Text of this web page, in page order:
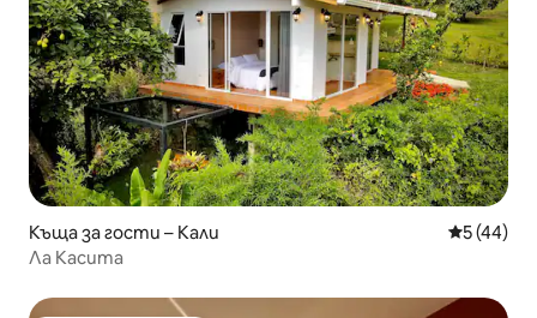
Къща за гости – Кали Средна
5 (44)
Ла Касита